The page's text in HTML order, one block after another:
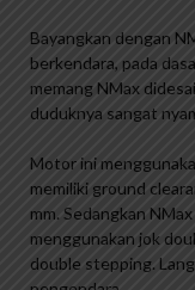
Bayangkan dengan
berkendara, pada
memang NMax
duduknya sangat
Motor ini
memiliki ground
mm. Sedangkan
menggunakan jok
double stepping.